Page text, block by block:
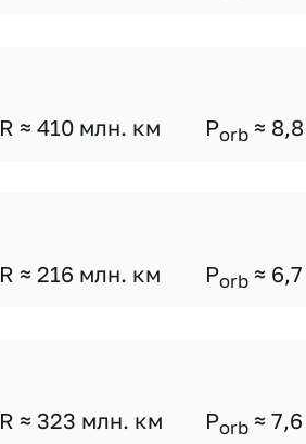
R ≈ 410 млн. км Porb ≈ 8,8
R ≈ 216 млн. км Porb ≈ 6,7
R ≈ 323 млн. км Porb ≈ 7,6